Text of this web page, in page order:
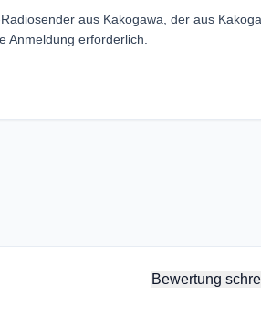
aus Kakogawa, der aus
Anmeldung erforderlich.
Bewertung